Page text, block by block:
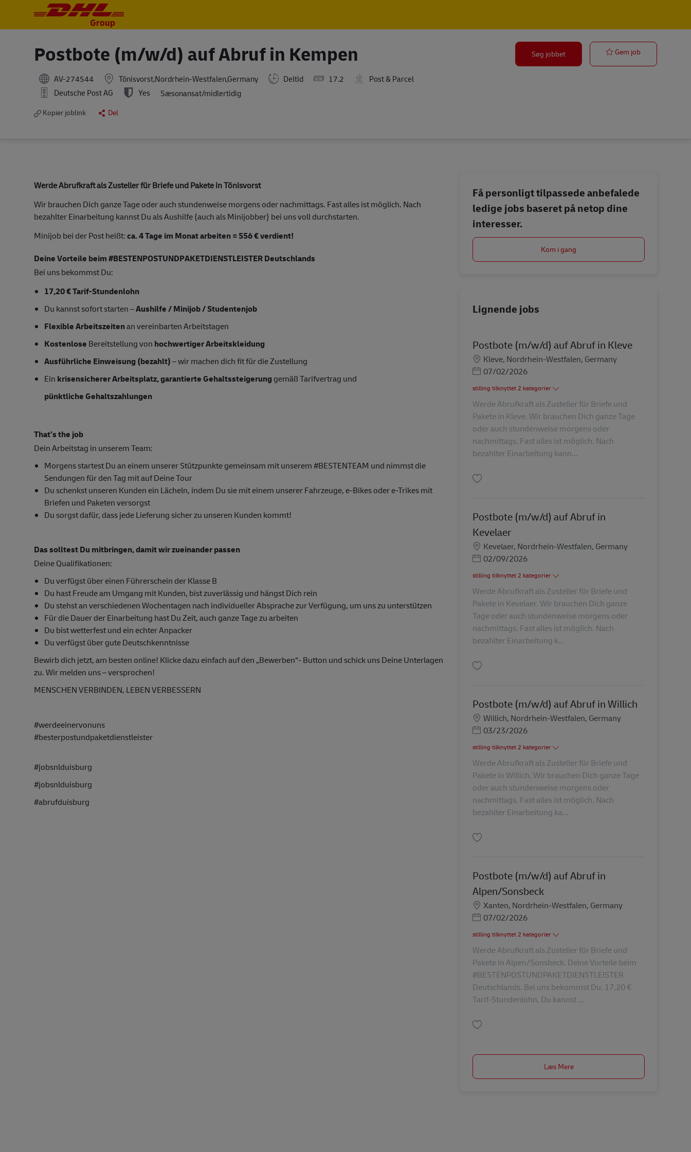
Postbote (m/w/d) auf Abruf in Kempen
AV-274544 Tönisvorst,Nordrhein-Westfalen,Germany Deltid 17.2
Post & Parcel
Deutsche Post AG
Yes Sæsonansat/midlertidig
Kopier joblink Del
Søg jobbet Gem job
Werde Abrufkraft als Zusteller für Briefe und Pakete in Tönisvorst
Wir brauchen Dich ganze Tage oder auch stundenweise morgens oder nachmittags. Fast alles ist möglich. Nach
bezahlter Einarbeitung kannst Du als Aushilfe (auch als Minijobber) bei uns voll durchstarten.
Minijob bei der Post heißt:ca.4 Tage im Monat arbeiten = 556 € verdient!
Deine Vorteile beim #BESTENPOSTUNDPAKETDIENSTLEISTER Deutschlands
Bei uns bekommst Du:
17,20 € Tarif-Stundenlohn
Du kannst sofort starten –Aushilfe / Minijob / Studentenjob
Flexible Arbeitszeitenan vereinbarten Arbeitstagen
Kostenlose Bereitstellung von hochwertiger Arbeitskleidung
Ausführliche Einweisung (bezahlt)– wir machen dich fit für die Zustellung
Ein krisensicherer Arbeitsplatz, garantierte Gehaltssteigerung gemäß Tarifvertrag und
pünktliche Gehaltszahlungen
That’s the job
Dein Arbeitstag in unserem Team:
Morgens startest Du an einem unserer Stützpunkte gemeinsam mit unserem #BESTENTEAM und nimmst die
Sendungen für den Tag mit auf Deine Tour
Du schenkst unseren Kunden ein Lächeln, indem Du sie mit einem unserer Fahrzeuge, e-Bikes oder e-Trikes mit
Briefen und Paketen versorgst
Du sorgst dafür, dass jede Lieferung sicher zu unseren Kunden kommt!
Das solltest Du mitbringen, damit wir zueinander passen
Deine Qualifikationen:
Du verfügst über einen Führerschein der Klasse B
Du hast Freude am Umgang mit Kunden, bist zuverlässig und hängst Dich rein
Du stehst an verschiedenen Wochentagen nach individueller Absprache zur Verfügung, um uns zu unterstützen
Für die Dauer der Einarbeitung hast Du Zeit, auch ganze Tage zu arbeiten
Du bist wetterfest und ein echter Anpacker
Du verfügst über gute Deutschkenntnisse
Bewirb dich jetzt, am besten online! Klicke dazu einfach auf den „Bewerben“- Button und schick uns Deine Unterlagen
zu. Wir melden uns – versprochen!
MENSCHEN VERBINDEN, LEBEN VERBESSERN
#werdeeinervonuns
#besterpostundpaketdienstleister
#jobsnlduisburg
#jobsnlduisburg
#abrufduisburg
Få personligt tilpassede anbefalede
ledige jobs baseret på netop dine
interesser.
Kom i gang
Lignende jobs
Postbote (m/w/d) auf Abruf in Kleve
Lokation
Kleve, Nordrhein-Westfalen, Germany
Posted Date
07/02/2026
stilling tilknyttet 2 kategorier
Werde Abrufkraft als Zusteller für Briefe und
Pakete in Kleve. Wir brauchen Dich ganze Tage
oder auch stundenweise morgens oder
nachmittags. Fast alles ist möglich. Nach
bezahlter Einarbeitung kann...
Postbote (m/w/d) auf Abruf in
Kevelaer
Lokation
Kevelaer, Nordrhein-Westfalen, Germany
Posted Date
02/09/2026
stilling tilknyttet 2 kategorier
Werde Abrufkraft als Zusteller für Briefe und
Pakete in Kevelaer. Wir brauchen Dich ganze
Tage oder auch stundenweise morgens oder
nachmittags. Fast alles ist möglich. Nach
bezahlter Einarbeitung k...
Postbote (m/w/d) auf Abruf in Willich
Lokation
Willich, Nordrhein-Westfalen, Germany
Posted Date
03/23/2026
stilling tilknyttet 2 kategorier
Werde Abrufkraft als Zusteller für Briefe und
Pakete in Willich. Wir brauchen Dich ganze Tage
oder auch stundenweise morgens oder
nachmittags. Fast alles ist möglich. Nach
bezahlter Einarbeitung ka...
Postbote (m/w/d) auf Abruf in
Alpen/Sonsbeck
Lokation
Xanten, Nordrhein-Westfalen, Germany
Posted Date
07/02/2026
stilling tilknyttet 2 kategorier
Werde Abrufkraft als Zusteller für Briefe und
Pakete in Alpen/Sonsbeck. Deine Vorteile beim
#BESTENPOSTUNDPAKETDIENSTLEISTER
Deutschlands. Bei uns bekommst Du. 17,20 €
Tarif-Stundenlohn. Du kannst ...
Læs Mere